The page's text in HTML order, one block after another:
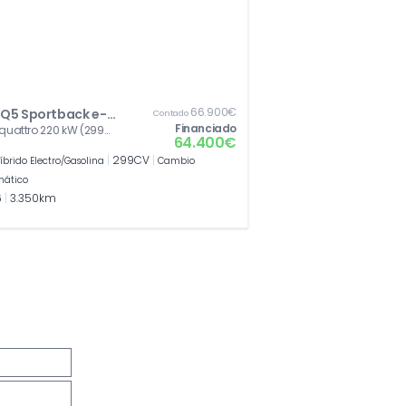
Sportback e-
220 kW (299
Contado66.900€
Financiado
64.400€
Electro/Gasolina 299CV Cambio
3.350km